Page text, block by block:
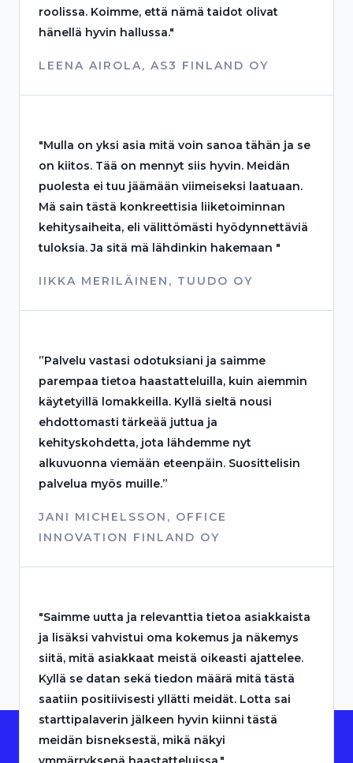
roolissa. Koimme, että nämä taidot olivat
hänellä hyvin hallussa."
LEENA AIROLA, AS3 FINLAND OY
"Mulla on yksi asia mitä voin sanoa tähän ja se
on kiitos. Tää on mennyt siis hyvin. Meidän
puolesta ei tuu jäämään viimeiseksi laatuaan.
Mä sain tästä konkreettisia liiketoiminnan
kehitysaiheita, eli välittömästi hyödynnettäviä
tuloksia. Ja sitä mä lähdinkin hakemaan "
IIKKA MERILÄINEN, TUUDO OY
”Palvelu vastasi odotuksiani ja saimme
parempaa tietoa haastatteluilla, kuin aiemmin
käytetyillä lomakkeilla. Kyllä sieltä nousi
ehdottomasti tärkeää juttua ja
kehityskohdetta, jota lähdemme nyt
alkuvuonna viemään eteenpäin. Suosittelisin
palvelua myös muille.”
JANI MICHELSSON, OFFICE
INNOVATION FINLAND OY
"Saimme uutta ja relevanttia tietoa asiakkaista
ja lisäksi vahvistui oma kokemus ja näkemys
siitä, mitä asiakkaat meistä oikeasti ajattelee.
Kyllä se datan sekä tiedon määrä mitä tästä
saatiin positiivisesti yllätti meidät. Lotta sai
starttipalaverin jälkeen hyvin kiinni tästä
meidän bisneksestä, mikä näkyi